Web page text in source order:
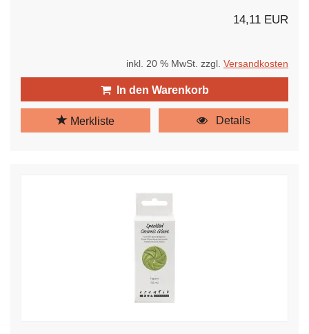
14,11 EUR
inkl. 20 % MwSt. zzgl. Versandkosten
In den Warenkorb
Merkliste Details